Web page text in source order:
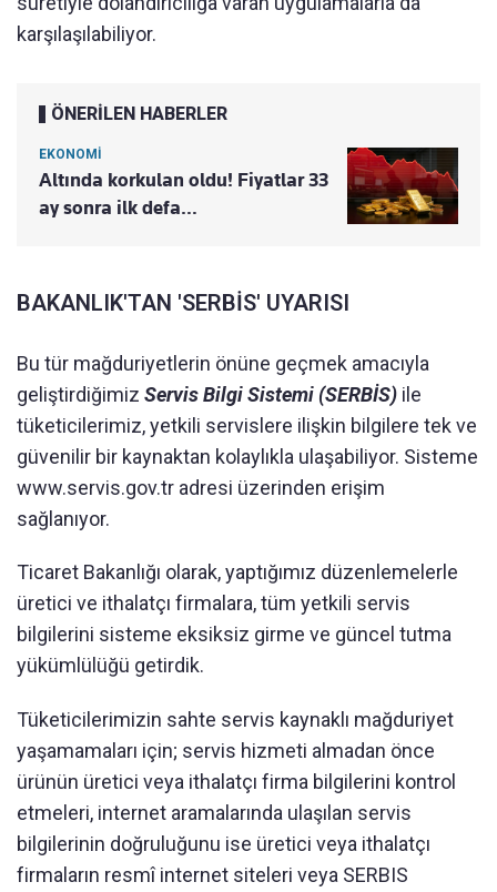
karşılaşılabiliyor.
ÖNERİLEN HABERLER
EKONOMİ
Altında korkulan oldu! Fiyatlar 33
ay sonra ilk defa…
BAKANLIK'TAN 'SERBİS' UYARISI
Bu tür mağduriyetlerin önüne geçmek amacıyla
geliştirdiğimiz Servis Bilgi Sistemi (SERBİS) ile
tüketicilerimiz, yetkili servislere ilişkin bilgilere tek ve
güvenilir bir kaynaktan kolaylıkla ulaşabiliyor. Sisteme
www.servis.gov.tr adresi üzerinden erişim
sağlanıyor.
Ticaret Bakanlığı olarak, yaptığımız düzenlemelerle
üretici ve ithalatçı firmalara, tüm yetkili servis
bilgilerini sisteme eksiksiz girme ve güncel tutma
yükümlülüğü getirdik.
Tüketicilerimizin sahte servis kaynaklı mağduriyet
yaşamamaları için; servis hizmeti almadan önce
ürünün üretici veya ithalatçı firma bilgilerini kontrol
etmeleri, internet aramalarında ulaşılan servis
bilgilerinin doğruluğunu ise üretici veya ithalatçı
firmaların resmî internet siteleri veya SERBIS